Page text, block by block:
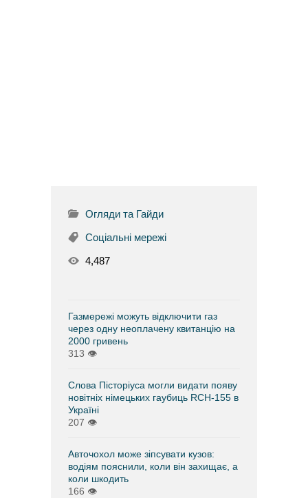
Огляди та Гайди
Соціальні мережі
4,487
Газмережі можуть відключити газ
через одну неоплачену квитанцію на
2000 гривень
313 👁
Слова Пісторіуса могли видати появу
новітніх німецьких гаубиць RCH-155 в
Україні
207 👁
Авточохол може зіпсувати кузов:
водіям пояснили, коли він захищає, а
коли шкодить
166 👁